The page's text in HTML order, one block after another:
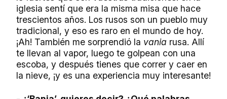
iglesia sentí que era la misma misa que hace
trescientos años. Los rusos son un pueblo muy
tradicional, y eso es raro en el mundo de hoy.
¡Аh! También me sorprendió la vania rusa. Allí
te llevan al vapor, luego te golpean con una
escoba, y después tienes que correr y caer en
la nieve, ¡y es una experiencia muy interesante!